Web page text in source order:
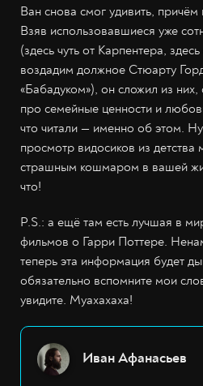
Ван снова смог удивить,
Взяв использовавшиеся уже
(здесь чуть от Карпентера,
воздадим должное Стюарту
«Бабадуком»), он сложил из
про семейные ценности и
что читали — именно об этом.
просмотр видосиков из
страшным кошмаром в вашей
что!
P.S.: а ещё там есть лучшая в
фильмов о Гарри Поттере.
теперь эта информация будет
обязательно вспомните мои
увидите. Муахахаха!
Иван Афанасьев